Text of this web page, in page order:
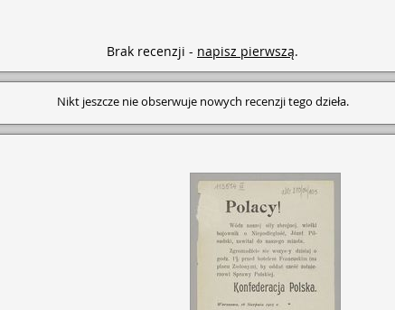
Brak recenzji - napisz pierwszą.
Nikt jeszcze nie obserwuje nowych recenzji tego dzieła.